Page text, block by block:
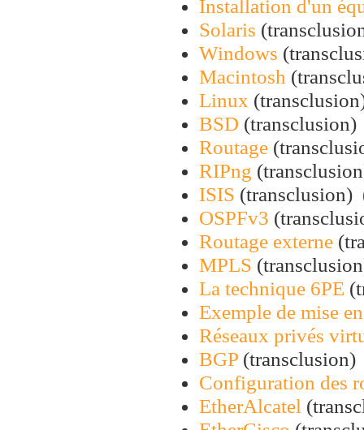
Installation d'un
Solaris
Windows
Macintosh
Linux
BSD
Routage
RIPng
ISIS (transclusion) ‎
OSPFv3
Routage externe
MPLS
La technique 6PE
Exemple de mise
Réseaux privés
BGP (transclusion)
Configuration des
EtherAlcatel